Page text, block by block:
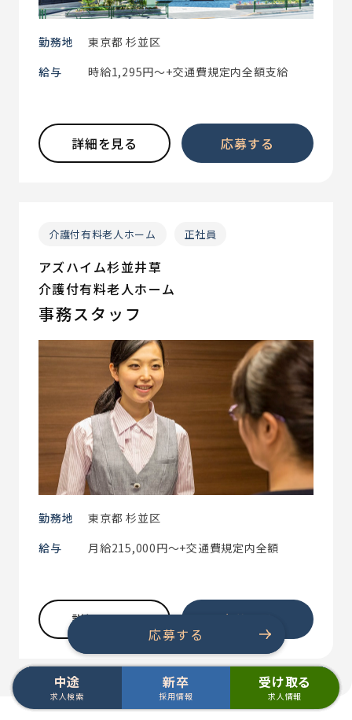
中途
求人検索
新卒
採用情報
受け取る
求人情報
応募する
応募する
勤務地
東京都 杉並区
給与
時給1,295円～+交通費規定内全額支給
詳細を見る 応募する
介護付有料老人ホーム 正社員
アズハイム杉並井草
介護付有料老人ホーム
事務スタッフ
勤務地
東京都 杉並区
給与
月給215,000円～+交通費規定内全額
詳細を見る 応募する
中途 求人検索 新卒 採用情報
中途 求人検索 新卒 採用情報
中途 求人検索 新卒 採用情報
中途 求人検索 新卒 採用情報
中途 求人検索 新卒 採用情報
中途 求人検索 新卒 採用情報
中途 求人検索 新卒 採用情報
中途 求人検索 新卒 採用情報